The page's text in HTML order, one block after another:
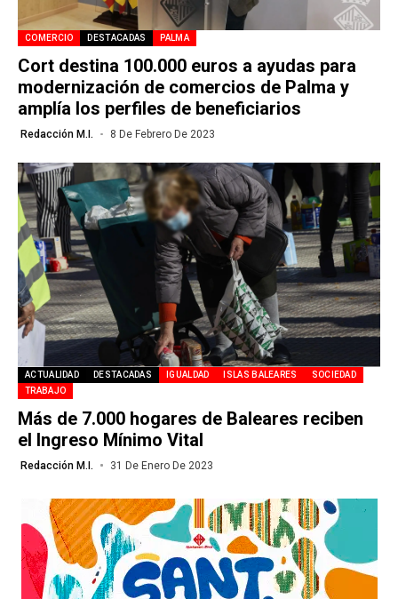
COMERCIO DESTACADAS PALMA
Cort destina 100.000 euros a ayudas para
modernización de comercios de Palma y
amplía los perfiles de beneficiarios
Redacción M.I. 8 De Febrero De 2023
ACTUALIDAD DESTACADAS IGUALDAD ISLAS BALEARES
SOCIEDAD
TRABAJO
Más de 7.000 hogares de Baleares reciben
el Ingreso Mínimo Vital
Redacción M.I. 31 De Enero De 2023